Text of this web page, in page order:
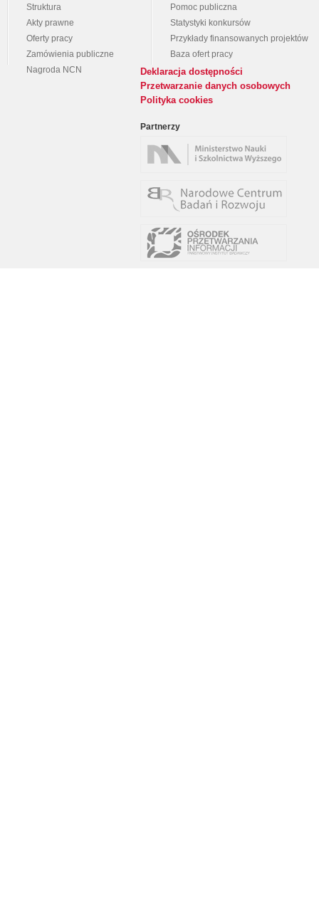
Struktura
Akty prawne
Oferty pracy
Zamówienia publiczne
Nagroda NCN
Pomoc publiczna
Statystyki konkursów
Przykłady finansowanych projektów
Baza ofert pracy
Deklaracja dostępności
Przetwarzanie danych osobowych
Polityka cookies
Partnerzy